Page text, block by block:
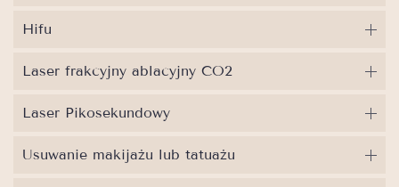
Hifu
Laser frakcyjny ablacyjny CO2
Laser Pikosekundowy
Usuwanie makijażu lub tatuażu